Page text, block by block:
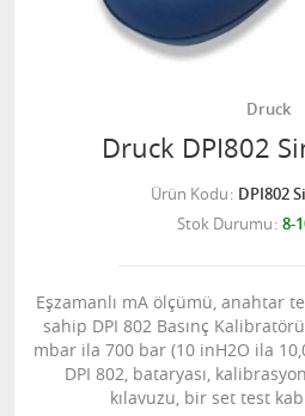
Druck
Druck DPI802
Ürün Kodu DPI802
Stok Durumu 8-
Eşzamanlı mA ölçümü, anahtar
sahip DPI 802 Basınç
mbar ila 700 bar (10 inH2O ila
DPI 802, bataryası,
kılavuzu, bir set test